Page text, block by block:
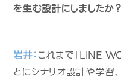
を生む設計にしましたか？
岩井：これまで「LINE
とにシナリオ設計や学習